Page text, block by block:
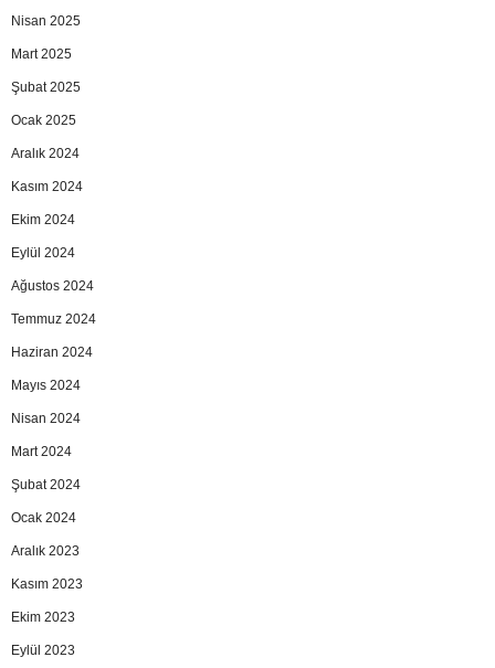
Nisan 2025
Mart 2025
Şubat 2025
Ocak 2025
Aralık 2024
Kasım 2024
Ekim 2024
Eylül 2024
Ağustos 2024
Temmuz 2024
Haziran 2024
Mayıs 2024
Nisan 2024
Mart 2024
Şubat 2024
Ocak 2024
Aralık 2023
Kasım 2023
Ekim 2023
Eylül 2023